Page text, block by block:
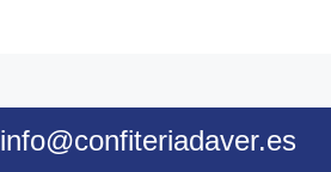
info@confiteriadaver.es